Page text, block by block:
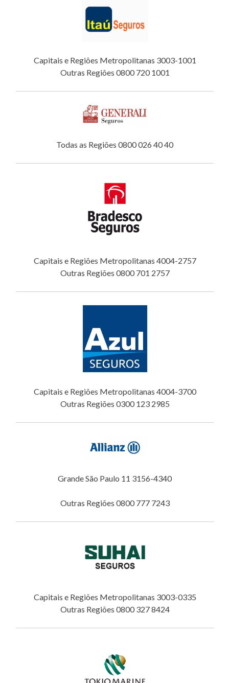
Capitais e Regiões Metropolitanas 3003-1001
Outras Regiões 0800 720 1001
Todas as Regiões 0800 026 40 40
Capitais e Regiões Metropolitanas 4004-2757
Outras Regiões 0800 701 2757
Capitais e Regiões Metropolitanas 4004-3700
Outras Regiões 0300 123 2985
Grande São Paulo 11 3156-4340
Outras Regiões 0800 777 7243
Capitais e Regiões Metropolitanas 3003-0335
Outras Regiões 0800 327 8424